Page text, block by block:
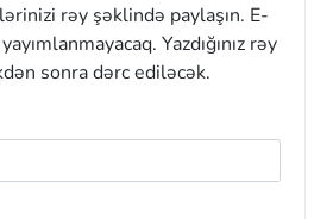
rəy şəklində paylaşın. E-
Yazdığınız rəy
sonra dərc ediləcək.